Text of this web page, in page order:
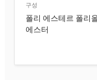
구성
폴리 에스테르 폴리
에스터